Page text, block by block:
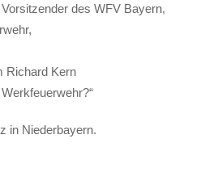
des WFV Bayern,
Richard Kern
in Niederbayern.